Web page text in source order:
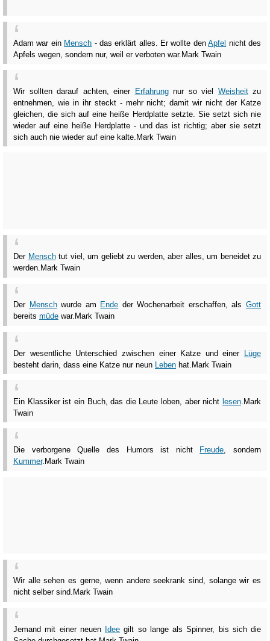
Adam war ein Mensch - das erklärt alles. Er wollte denApfel nicht des
Apfels wegen, sondern nur, weil er verboten war. Mark Twain
Wir sollten darauf achten, einer Erfahrungnur so viel Weisheitzu
entnehmen, wie in ihr steckt - mehr nicht; damit wir nicht der Katze
gleichen, die sich auf eine heiße Herdplatte setzte. Sie setzt sich nie
wieder auf eine heiße Herdplatte - und das ist richtig; aber sie setzt
sich auch nie wieder auf eine kalte. Mark Twain
Der Menschtut viel, um geliebt zu werden, aber alles, um beneidet zu
werden. Mark Twain
Der Menschwurde am Ende der Wochenarbeit erschaffen, alsGott
bereits müde war. Mark Twain
Der wesentliche Unterschied zwischen einer Katze und einer Lüge
besteht darin, dass eine Katze nur neun Leben hat. Mark Twain
Ein Klassiker ist ein Buch, das die Leute loben, aber nicht lesen Mark
Twain
Die verborgene Quelle des Humors ist nicht Freude, sondern
Kummer. Mark Twain
Wir alle sehen es gerne, wenn andere seekrank sind, solange wir es
nicht selber sind. Mark Twain
Jemand mit einer neuen Idee gilt so lange als Spinner, bis sich die